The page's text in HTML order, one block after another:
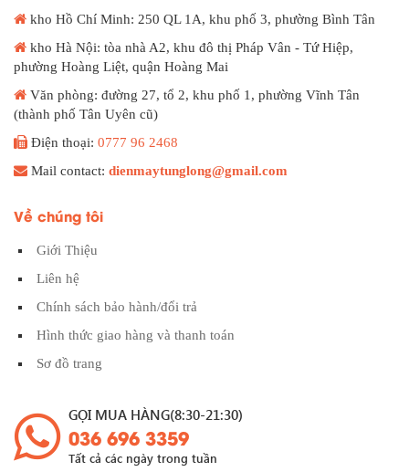
kho Hồ Chí Minh: 250 QL 1A, khu phố 3, phường Bình Tân
kho Hà Nội: tòa nhà A2, khu đô thị Pháp Vân - Tứ Hiệp,
phường Hoàng Liệt, quận Hoàng Mai
Văn phòng: đường 27, tổ 2, khu phố 1, phường Vĩnh Tân
(thành phố Tân Uyên cũ)
Điện thoại: 0777 96 2468
Mail contact: dienmaytunglong@gmail.com
Về chúng tôi
Giới Thiệu
Liên hệ
Chính sách bảo hành/đổi trả
Hình thức giao hàng và thanh toán
Sơ đồ trang
GỌI MUA HÀNG(8:30-21:30)
036 696 3359
Tất cả các ngày trong tuần